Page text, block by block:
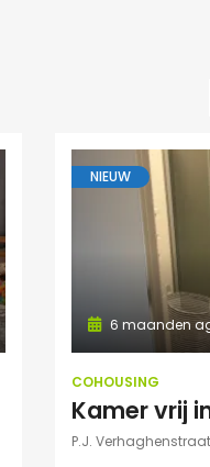
NIEUW
6 maanden
COHOUSING
P.J.